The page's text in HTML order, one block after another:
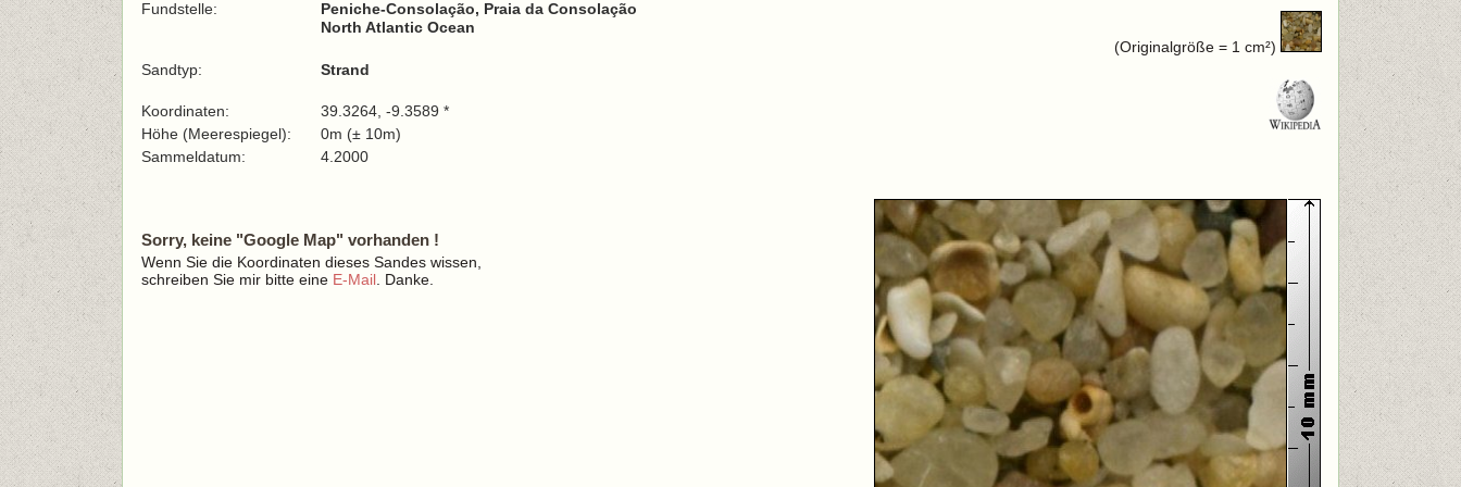
(Originalgröße = 1 cm²)
Fundstelle:
Peniche-Consolação, Praia da Consolação
North Atlantic Ocean
Sandtyp: Strand
Koordinaten:
39.3264, -9.3589 *
Höhe (Meerespiegel):
0m (± 10m)
Sammeldatum:
4.2000
Sorry, keine "Google Map" vorhanden !
Wenn Sie die Koordinaten dieses Sandes wissen,
schreiben Sie mir bitte eine E-Mail . Danke.